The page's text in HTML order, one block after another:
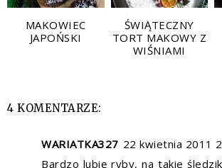
MAKOWIEC
JAPOŃSKI
ŚWIĄTECZNY
TORT MAKOWY Z
WIŚNIAMI
4 KOMENTARZE:
WARIATKA327 22 kwietnia 2011
Bardzo lubię ryby, na takie